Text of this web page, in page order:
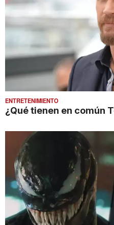
ENTRETENIMIENTO
¿Qué tienen en común